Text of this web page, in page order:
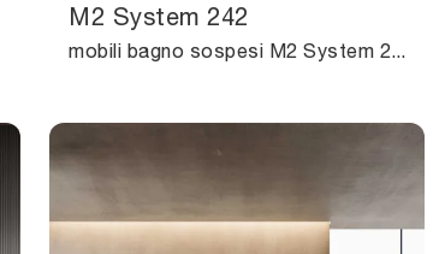
M2 System 242
mobili bagno sospesi M2 System 242 di Baxar: scopri l'Arredo Bagno in laccato opaco design e arreda la stanza del benessere.